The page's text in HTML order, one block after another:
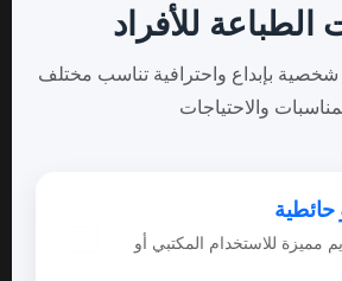
للأفراد
بإبداع واحترافية تناسب مختلف
والاحتياجات
حائطية
مميزة للاستخدام المكتبي أو